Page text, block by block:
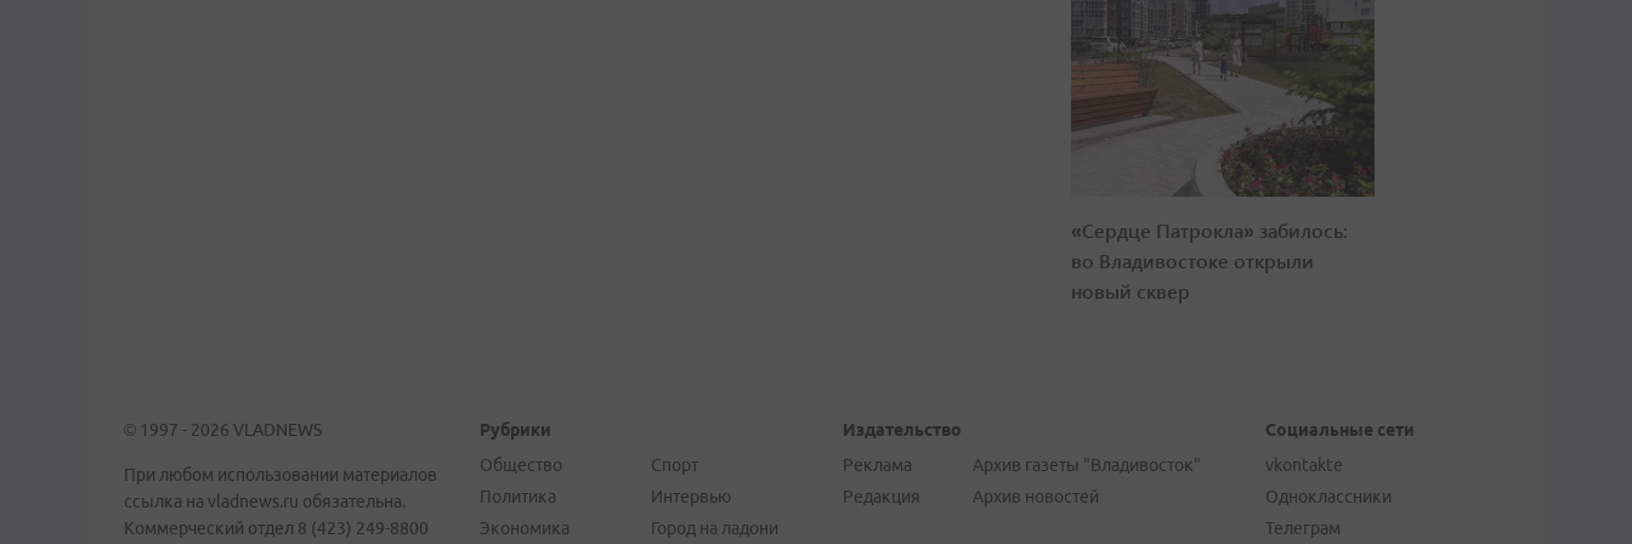
«Сердце Патрокла» забилось:
во Владивостоке открыли
новый сквер
© 1997 - 2026 VLADNEWS
При любом использовании материалов
ссылка на vladnews.ru обязательна.
Коммерческий отдел 8 (423) 249-8800
Рубрики
Общество
Политика
Экономика
Спорт
Интервью
Город на ладони
Издательство
Реклама
Редакция
Архив газеты "Владивосток"
Архив новостей
Социальные сети
vkontakte
Одноклассники
Телеграм